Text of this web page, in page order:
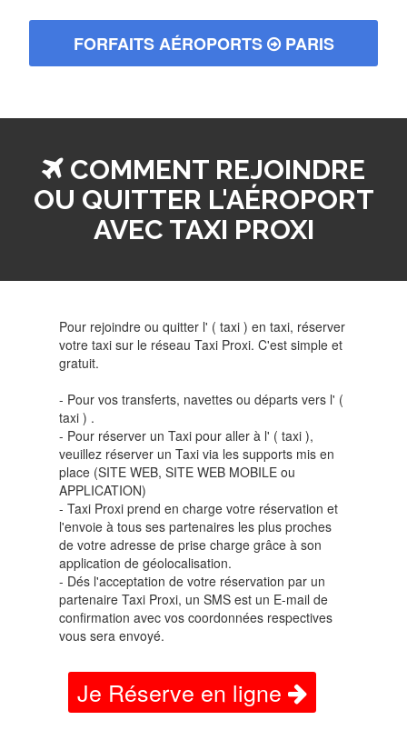
FORFAITS AÉROPORTS PARIS
COMMENT REJOINDRE
OU QUITTER L'AÉROPORT
AVEC TAXI PROXI
Pour rejoindre ou quitter l' ( taxi ) en taxi, réserver
votre taxi sur le réseau Taxi Proxi. C'est simple et
gratuit.
- Pour vos transferts, navettes ou départs vers l' (
taxi ) .
- Pour réserver un Taxi pour aller à l' ( taxi ),
veuillez réserver un Taxi via les supports mis en
place (SITE WEB, SITE WEB MOBILE ou
APPLICATION)
- Taxi Proxi prend en charge votre réservation et
l'envoie à tous ses partenaires les plus proches
de votre adresse de prise charge grâce à son
application de géolocalisation.
- Dés l'acceptation de votre réservation par un
partenaire Taxi Proxi, un SMS est un E-mail de
confirmation avec vos coordonnées respectives
vous sera envoyé.
Je Réserve en ligne